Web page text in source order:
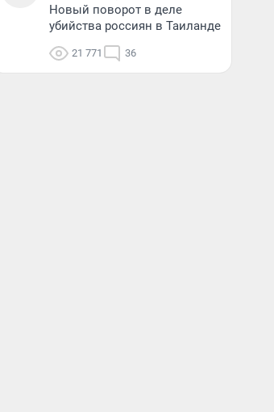
Новый поворот в деле
убийства россиян в Таиланде
21 771 36